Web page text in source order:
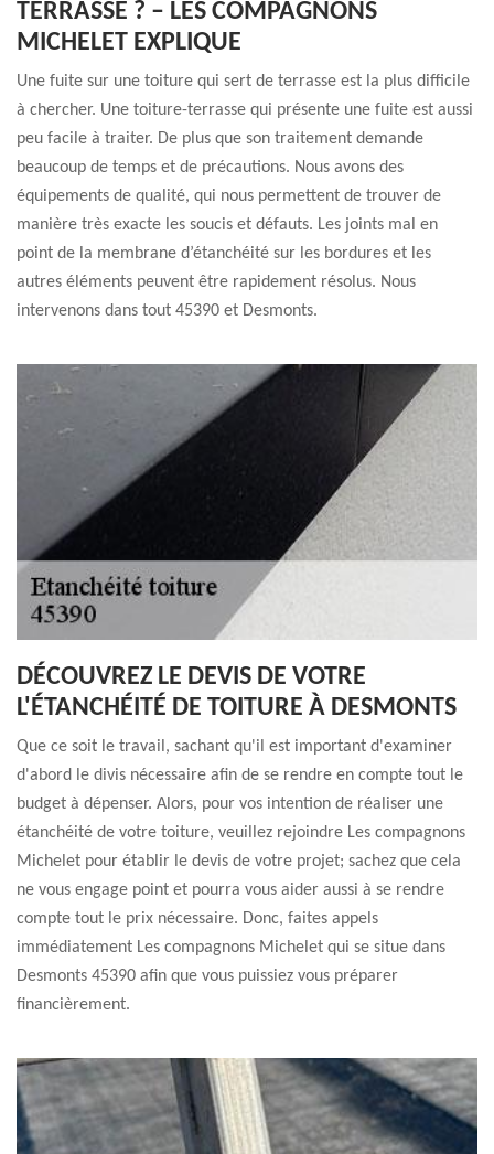
TERRASSE ? – LES COMPAGNONS
MICHELET EXPLIQUE
Une fuite sur une toiture qui sert de terrasse est la plus difficile
à chercher. Une toiture-terrasse qui présente une fuite est aussi
peu facile à traiter. De plus que son traitement demande
beaucoup de temps et de précautions. Nous avons des
équipements de qualité, qui nous permettent de trouver de
manière très exacte les soucis et défauts. Les joints mal en
point de la membrane d’étanchéité sur les bordures et les
autres éléments peuvent être rapidement résolus. Nous
intervenons dans tout 45390 et Desmonts.
DÉCOUVREZ LE DEVIS DE VOTRE
L'ÉTANCHÉITÉ DE TOITURE À DESMONTS
Que ce soit le travail, sachant qu'il est important d'examiner
d'abord le divis nécessaire afin de se rendre en compte tout le
budget à dépenser. Alors, pour vos intention de réaliser une
étanchéité de votre toiture, veuillez rejoindre Les compagnons
Michelet pour établir le devis de votre projet; sachez que cela
ne vous engage point et pourra vous aider aussi à se rendre
compte tout le prix nécessaire. Donc, faites appels
immédiatement Les compagnons Michelet qui se situe dans
Desmonts 45390 afin que vous puissiez vous préparer
financièrement.